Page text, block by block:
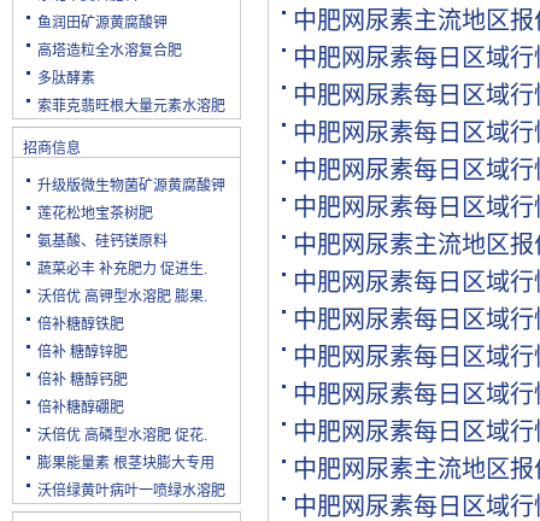
鱼润田矿源黄腐酸钾
高塔造粒全水溶复合肥
多肽酵素
索菲克翡旺根大量元素水溶肥
招商信息
升级版微生物菌矿源黄腐酸钾
莲花松地宝茶树肥
氨基酸、硅钙镁原料
蔬菜必丰 补充肥力 促进生.
沃倍优 高钾型水溶肥 膨果.
倍补糖醇铁肥
倍补 糖醇锌肥
倍补 糖醇钙肥
倍补糖醇硼肥
沃倍优 高磷型水溶肥 促花.
膨果能量素 根茎块膨大专用
沃倍绿黄叶病叶一喷绿水溶肥
中肥网尿素主流地区
中肥网尿素每日区域行
中肥网尿素每日区域行
中肥网尿素每日区域行
中肥网尿素每日区域行
中肥网尿素每日区域行
中肥网尿素主流地区
中肥网尿素每日区域行
中肥网尿素每日区域行
中肥网尿素每日区域行
中肥网尿素每日区域行
中肥网尿素每日区域行
中肥网尿素主流地区
中肥网尿素每日区域行